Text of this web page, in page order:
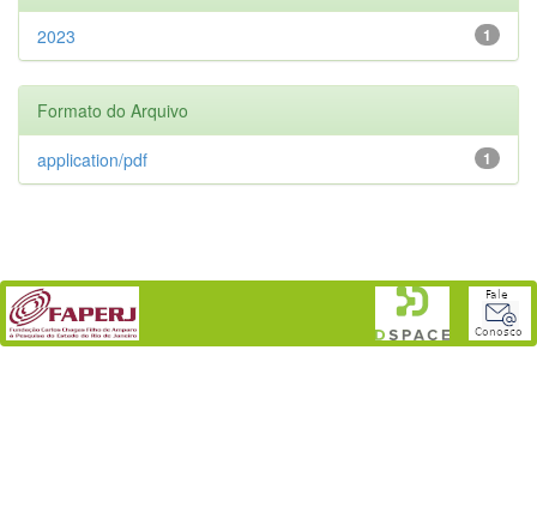
1
2023
Formato do Arquivo
1
application/pdf